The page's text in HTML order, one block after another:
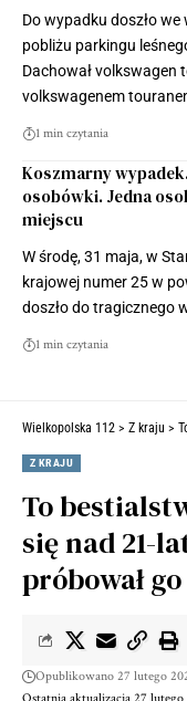
Do wypadku doszło
pobliżu parkingu
Dachował volkswagen
volkswagenem
1 min czytania
Koszmarny
osobówki. Jedna
miejscu
W środę, 31 maja, w
krajowej numer 25 w
doszło do tragicznego
1 min czytania
Wielkopolska 112 > Z kraju >
Z KRAJU
To
się nad 21-
próbował
Opublikowano 27 lutego